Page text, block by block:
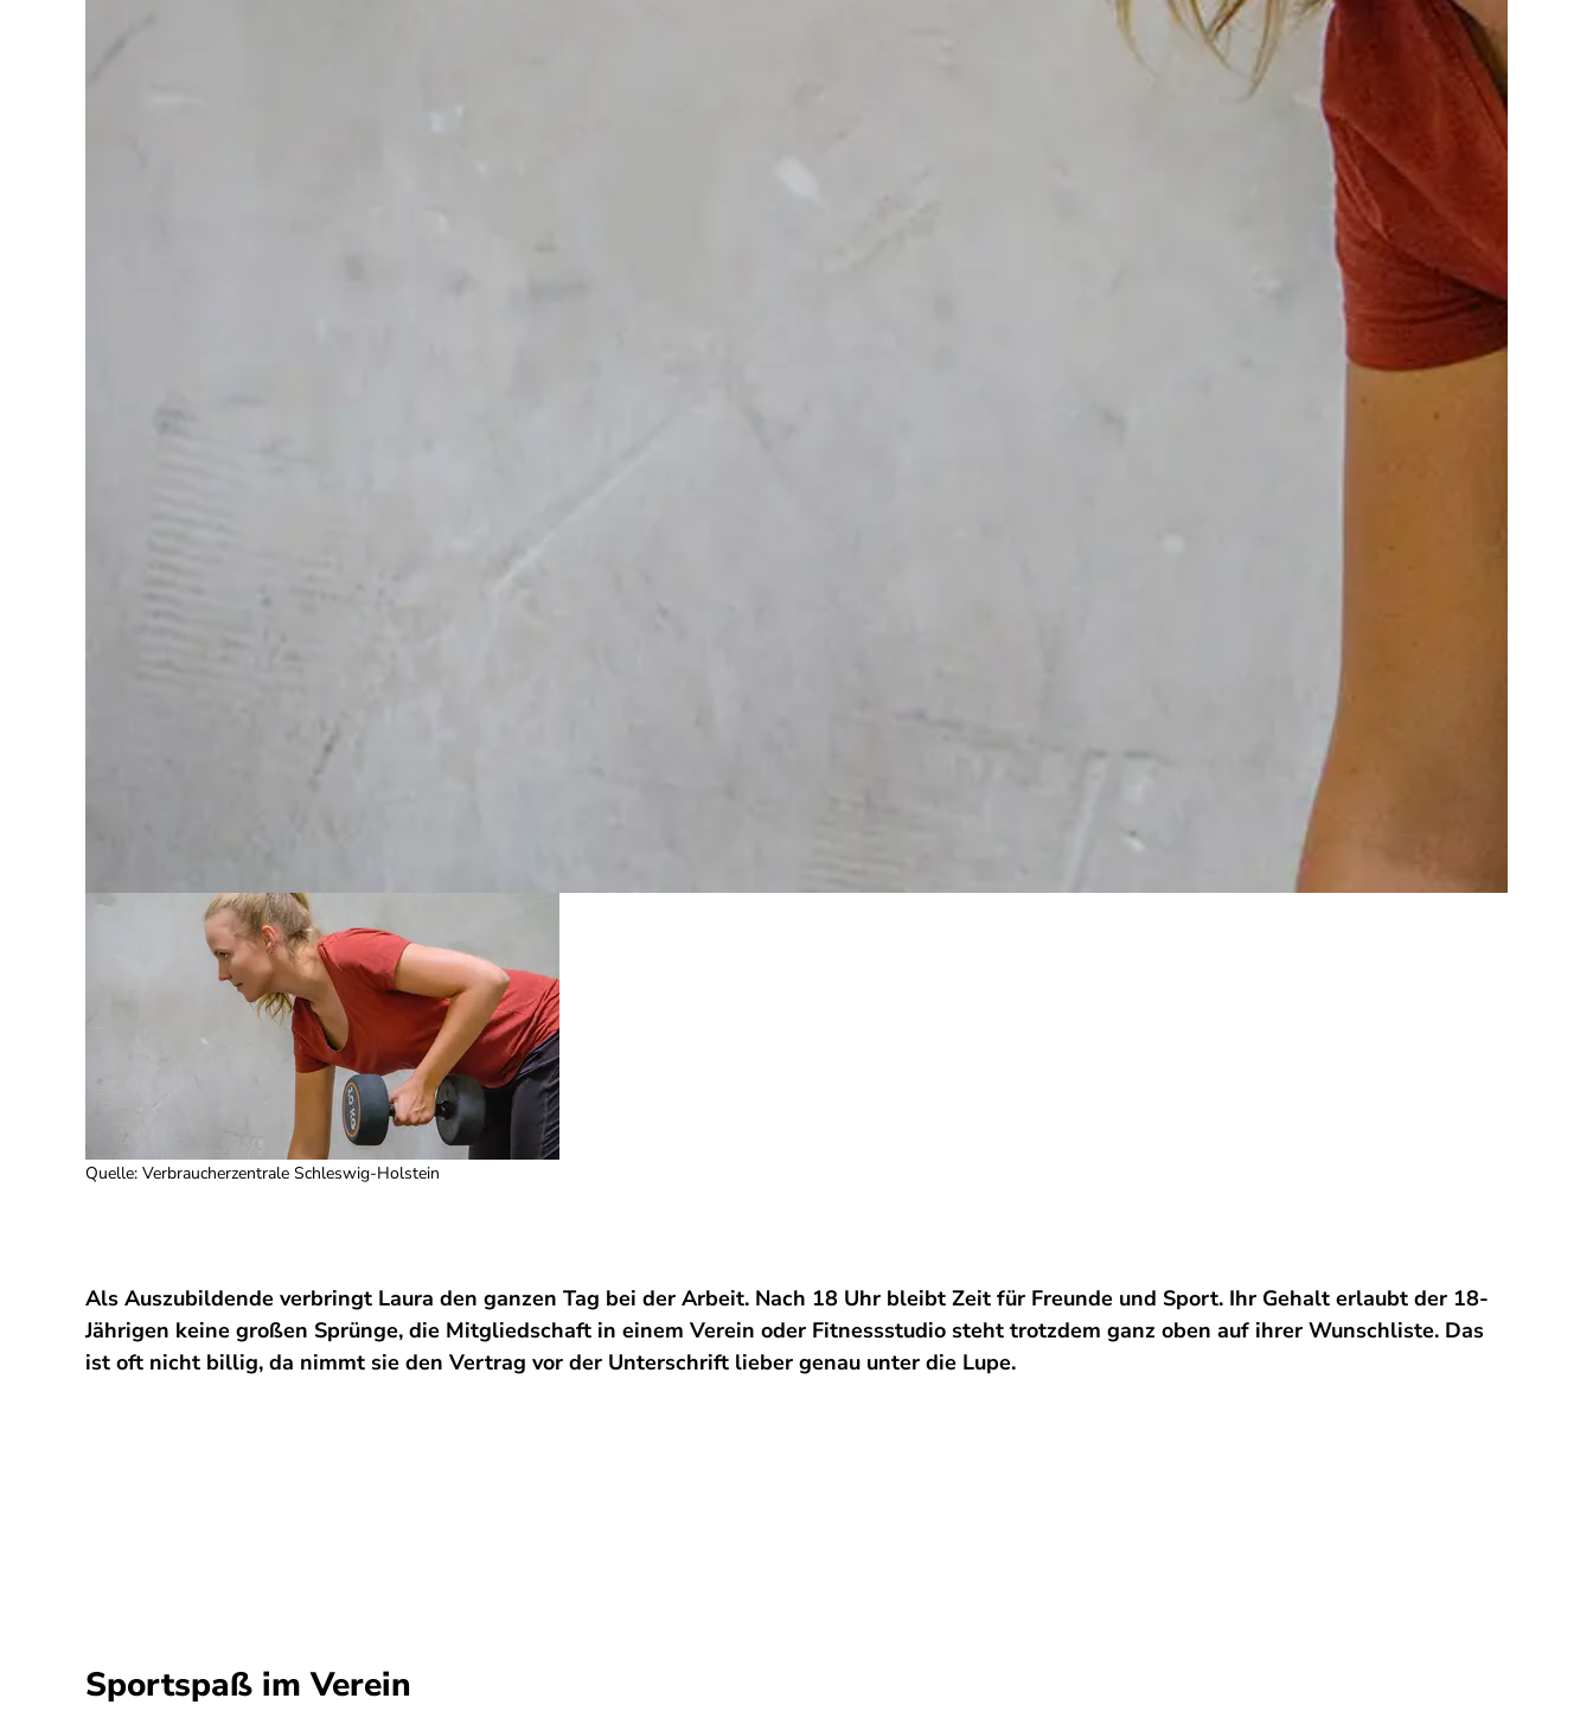
Quelle: Verbraucherzentrale Schleswig-Holstein
Als Auszubildende verbringt Laura den ganzen Tag bei der Arbeit. Nach 18 Uhr bleibt Zeit für Freunde und Sport. Ihr Gehalt erlaubt der 18-
Jährigen keine großen Sprünge, die Mitgliedschaft in einem Verein oder Fitnessstudio steht trotzdem ganz oben auf ihrer Wunschliste. Das
ist oft nicht billig, da nimmt sie den Vertrag vor der Unterschrift lieber genau unter die Lupe.
Sportspaß im Verein